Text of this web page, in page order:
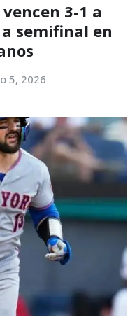
3-1 a
semifinal en
5, 2026